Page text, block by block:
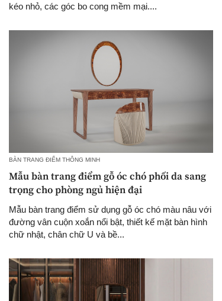
kéo nhỏ, các góc bo cong mềm mại....
BÀN TRANG ĐIỂM THÔNG MINH
Mẫu bàn trang điểm gỗ óc chó phối da sang
trọng cho phòng ngủ hiện đại
Mẫu bàn trang điểm sử dụng gỗ óc chó màu nâu với
đường vân cuộn xoắn nổi bật, thiết kế mặt bàn hình
chữ nhật, chân chữ U và bề...